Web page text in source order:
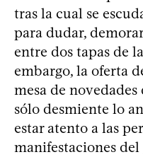
tras la cual se
para dudar,
entre dos tapas de
embargo, la oferta
mesa de
sólo desmiente lo
estar atento a las
manifestaciones